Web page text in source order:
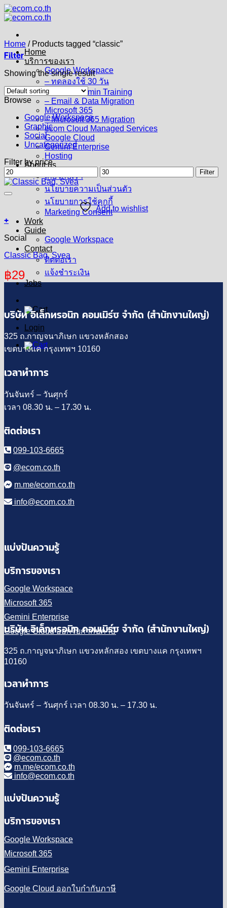
Skip
to
Home
บริการของเรา
Google Workspace
– ทดลองใช้ 30 วัน
– User & Admin Training
– Email & Data Migration
Microsoft 365
– Microsoft 365 Migration
ecom Cloud Managed Services
Google Cloud
Gemini Enterprise
Hosting
About us
เกี่ยวกับเรา
นโยบายความเป็นส่วนตัว
นโยบายการใช้คุกกี้
Marketing Consent
Work
Guide
Google Workspace
Contact
ติดต่อเรา
แจ้งชำระเงิน
Jobs
Login
Home /Products tagged “classic”
Filter
Showing the single result
Browse
Google Workspace
Graphic
Social
Uncategorized
Filter by price
Min
price
Max
price
Filter
Add to wishlist
+
Social
Classic Bag, Svea
฿29
บริษัท อิเล็กทรอนิก คอมเมิร์ซ จำกัด (สำนักงานใหญ่)
325 ถ.กาญจนาภิเษก แขวงหลักสอง
เขตบางแค กรุงเทพฯ 10160
เวลาทำการ
วันจันทร์ – วันศุกร์
เวลา 08.30 น. – 17.30 น.
ติดต่อเรา
099-103-6665
@ecom.co.th
m.me/ecom.co.th
info@ecom.co.th
แบ่งปันความรู้
บริการของเรา
Google Workspace
Microsoft 365
Gemini Enterprise
Google Cloud ออกใบกำกับภาษี
บริษัท อิเล็กทรอนิก คอมเมิร์ซ จำกัด (สำนักงานใหญ่)
325 ถ.กาญจนาภิเษก แขวงหลักสอง เขตบางแค กรุงเทพฯ
10160
เวลาทำการ
วันจันทร์ – วันศุกร์ เวลา 08.30 น. – 17.30 น.
ติดต่อเรา
099-103-6665
@ecom.co.th
m.me/ecom.co.th
info@ecom.co.th
แบ่งปันความรู้
บริการของเรา
Google Workspace
Microsoft 365
Gemini Enterprise
Google Cloud ออกใบกำกับภาษี